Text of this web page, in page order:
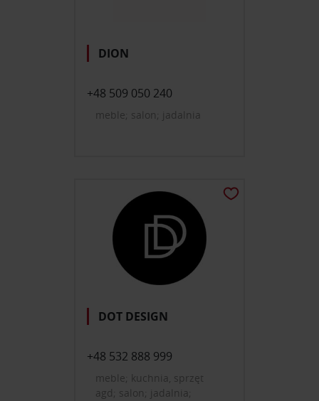
DION
+48 509 050 240
meble; salon; jadalnia
DOT DESIGN
+48 532 888 999
meble; kuchnia, sprzęt
agd; salon; jadalnia;